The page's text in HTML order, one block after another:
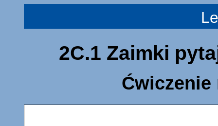
2C.1 Zaimki
Ćwiczenie